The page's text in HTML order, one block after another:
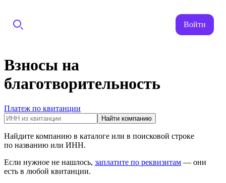
Войти
Взносы на
благотворительность
Платеж по квитанции
Найти компанию
Найдите компанию в каталоге или в поисковой строке
по названию или ИНН.
Если нужное не нашлось, заплатите по реквизитам — они
есть в любой квитанции.